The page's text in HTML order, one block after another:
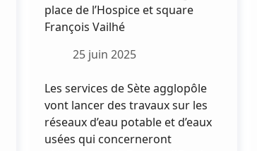
place de l’Hospice et square
François Vailhé
25 juin 2025
Les services de Sète agglopôle
vont lancer des travaux sur les
réseaux d’eau potable et d’eaux
usées qui concerneront